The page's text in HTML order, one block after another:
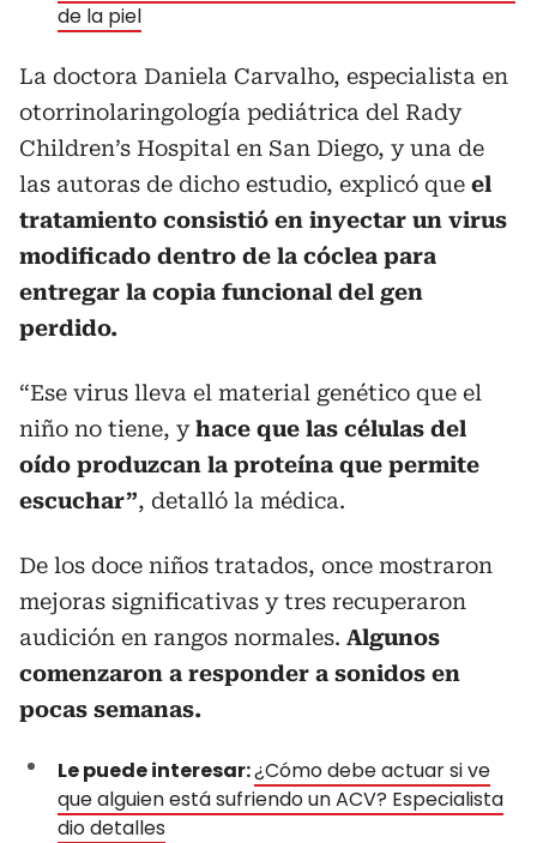
de la piel
La doctora Daniela Carvalho, especialista en
otorrinolaringología pediátrica del Rady
Children’s Hospital en San Diego, y una de
las autoras de dicho estudio, explicó que el
tratamiento consistió en inyectar un virus
modificado dentro de la cóclea para
entregar la copia funcional del gen
perdido.
“Ese virus lleva el material genético que el
niño no tiene, yhace que las células del
oído produzcan la proteína que permite
escuchar”, detalló la médica.
De los doce niños tratados, once mostraron
mejoras significativas y tres recuperaron
audición en rangos normales. Algunos
comenzaron a responder a sonidos en
pocas semanas.
Le puede interesar:¿Cómo debe actuar si ve
que alguien está sufriendo un ACV? Especialista
dio detalles